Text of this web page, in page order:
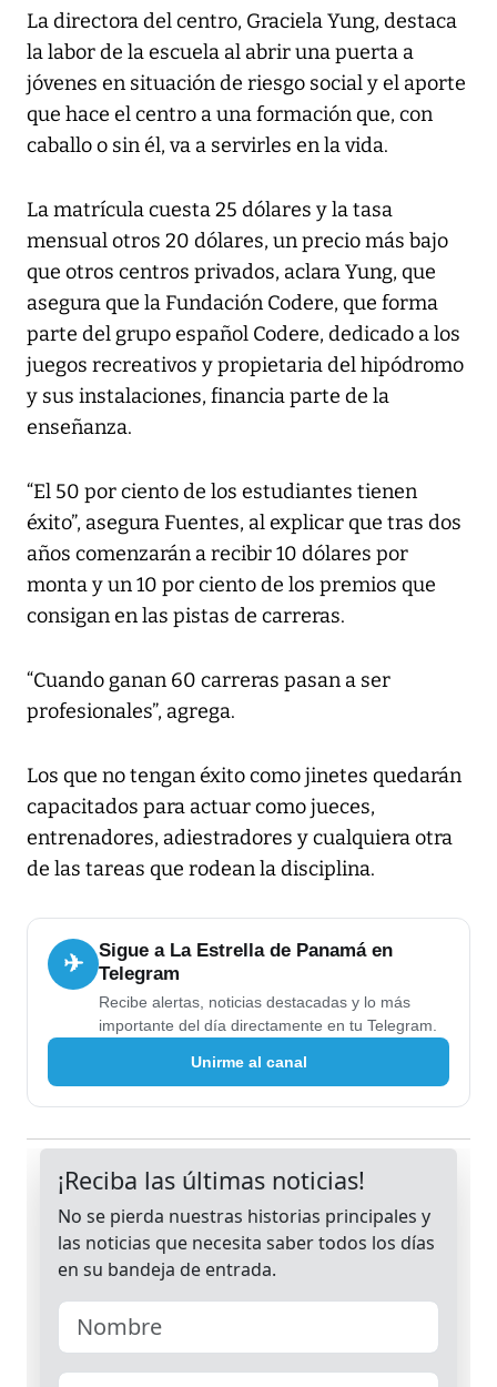
La directora del centro, Graciela Yung, destaca
la labor de la escuela al abrir una puerta a
jóvenes en situación de riesgo social y el aporte
que hace el centro a una formación que, con
caballo o sin él, va a servirles en la vida.
La matrícula cuesta 25 dólares y la tasa
mensual otros 20 dólares, un precio más bajo
que otros centros privados, aclara Yung, que
asegura que la Fundación Codere, que forma
parte del grupo español Codere, dedicado a los
juegos recreativos y propietaria del hipódromo
y sus instalaciones, financia parte de la
enseñanza.
“El 50 por ciento de los estudiantes tienen
éxito”, asegura Fuentes, al explicar que tras dos
años comenzarán a recibir 10 dólares por
monta y un 10 por ciento de los premios que
consigan en las pistas de carreras.
“Cuando ganan 60 carreras pasan a ser
profesionales”, agrega.
Los que no tengan éxito como jinetes quedarán
capacitados para actuar como jueces,
entrenadores, adiestradores y cualquiera otra
de las tareas que rodean la disciplina.
✈
Sigue a La Estrella de Panamá en
Telegram
Recibe alertas, noticias destacadas y lo más
importante del día directamente en tu Telegram.
Unirme al canal